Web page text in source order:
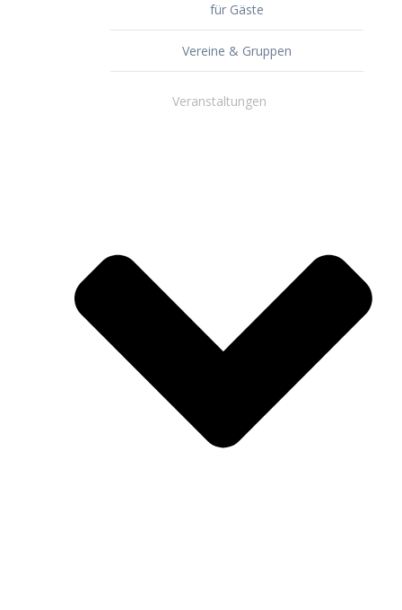
für Gäste
Vereine & Gruppen
Veranstaltungen